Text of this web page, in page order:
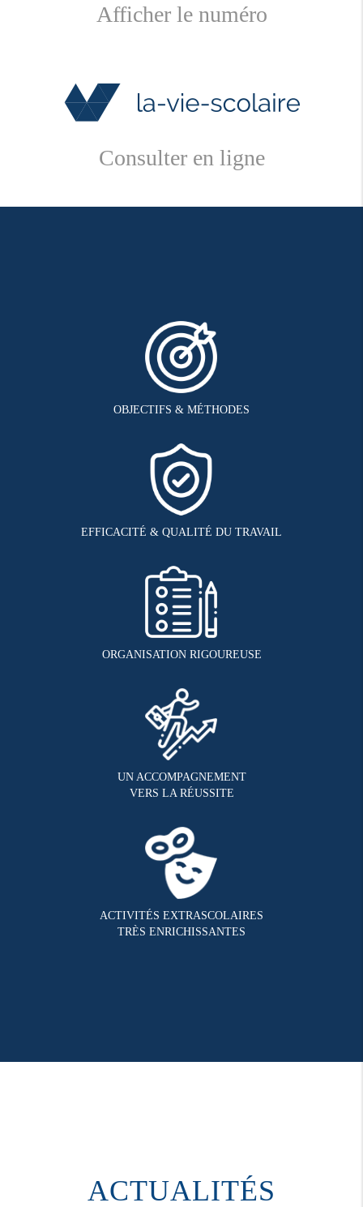
Afficher le numéro
Consulter en ligne
OBJECTIFS & MÉTHODES
EFFICACITÉ & QUALITÉ DU TRAVAIL
ORGANISATION RIGOUREUSE
UN ACCOMPAGNEMENT
VERS LA RÉUSSITE
ACTIVITÉS EXTRASCOLAIRES
TRÈS ENRICHISSANTES
ACTUALITÉS